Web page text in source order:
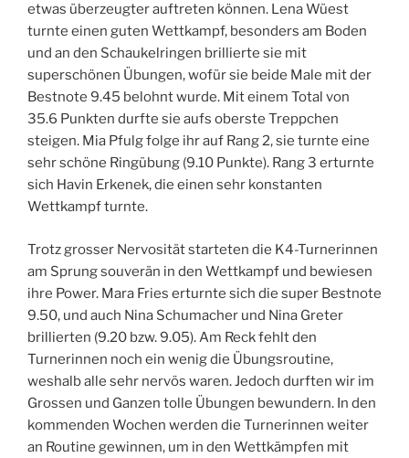
etwas überzeugter auftreten können. Lena Wüest
turnte einen guten Wettkampf, besonders am Boden
und an den Schaukelringen brillierte sie mit
superschönen Übungen, wofür sie beide Male mit der
Bestnote 9.45 belohnt wurde. Mit einem Total von
35.6 Punkten durfte sie aufs oberste Treppchen
steigen. Mia Pfulg folge ihr auf Rang 2, sie turnte eine
sehr schöne Ringübung (9.10 Punkte). Rang 3 erturnte
sich Havin Erkenek, die einen sehr konstanten
Wettkampf turnte.
Trotz grosser Nervosität starteten die K4-Turnerinnen
am Sprung souverän in den Wettkampf und bewiesen
ihre Power. Mara Fries erturnte sich die super Bestnote
9.50, und auch Nina Schumacher und Nina Greter
brillierten (9.20 bzw. 9.05). Am Reck fehlt den
Turnerinnen noch ein wenig die Übungsroutine,
weshalb alle sehr nervös waren. Jedoch durften wir im
Grossen und Ganzen tolle Übungen bewundern. In den
kommenden Wochen werden die Turnerinnen weiter
an Routine gewinnen, um in den Wettkämpfen mit